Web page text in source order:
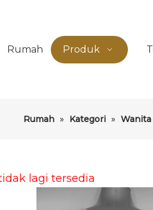
Rumah Produk
Rumah » Kategori » Wanita
lagi tersedia